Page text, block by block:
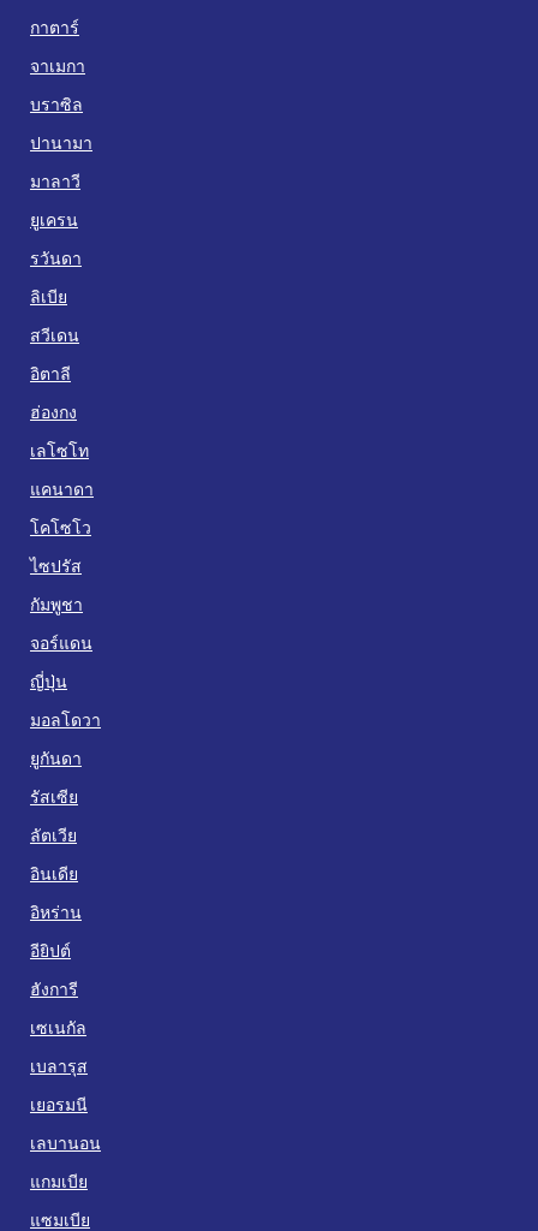
กาตาร์
จาเมกา
บราซิล
ปานามา
มาลาวี
ยูเครน
รวันดา
ลิเบีย
สวีเดน
อิตาลี
ฮ่องกง
เลโซโท
แคนาดา
โคโซโว
ไซปรัส
กัมพูชา
จอร์แดน
ญี่ปุ่น
มอลโดวา
ยูกันดา
รัสเซีย
ลัตเวีย
อินเดีย
อิหร่าน
อียิปต์
ฮังการี
เซเนกัล
เบลารุส
เยอรมนี
เลบานอน
แกมเบีย
แซมเบีย